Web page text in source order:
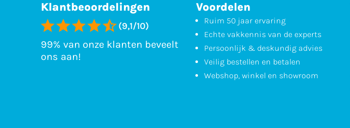
Klantbeoordelingen
(9,1/10)
99% van onze klanten beveelt
ons aan!
Voordelen
Ruim 50 jaar ervaring
Echte vakkennis van de experts
Persoonlijk & deskundig advies
Veilig bestellen en betalen
Webshop, winkel en showroom